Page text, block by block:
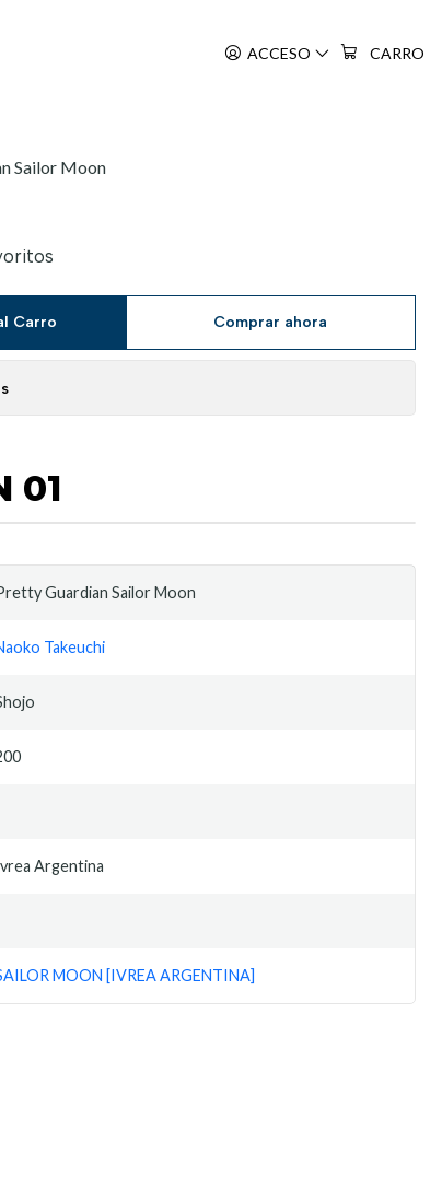
ACCESO CARRO
Sailor Moon
Carro Comprar ahora
01
Guardian Sailor Moon
Takeuchi
Argentina
MOON [IVREA ARGENTINA]